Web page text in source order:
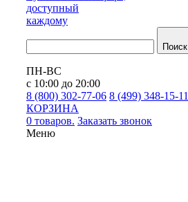
доступный
каждому
Поиск
ПН-ВС
с 10:00 до 20:00
8 (800) 302-77-06 8 (499) 348-15-11
КОРЗИНА
0 товаров. Заказать звонок
Меню